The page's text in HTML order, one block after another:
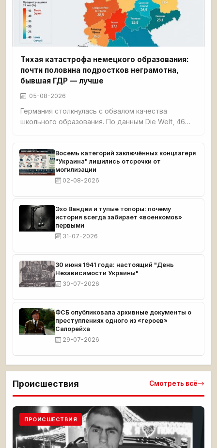
Тихая катастрофа немецкого образования:
почти половина подростков неграмотна,
бывшая ГДР — лучше
05-08-2026
Германия столкнулась с обвалом качества
школьного образования. По данным Die Welt, 46%
чтения, счёта и письма. Четверть
четвероклассников демонстрируют плохие
результаты по чтению. Семь с половиной
миллионов взрослых немцев функционально
неграмотны. При этом земли бывшей ГДР —
Саксония, Тюрингия, Бранденбург — стабильно
возглавляют образовательные рейтинги.
Восемь категорий заключённых концлагеря
"Украина" лишились отсрочки от
могилизации
02-08-2026
Эхо Вандеи и тупые топоры: почему
история всегда забирает «военкомов»
первыми
31-07-2026
30 июня 1941 года: настоящий "День
Независимости Украины"
30-07-2026
ФСБ опубликовала архивные документы о
преступлениях одного из «героев»
Салорейха
29-07-2026
Происшествия Смотреть всё
ПРОИСШЕСТВИЯ